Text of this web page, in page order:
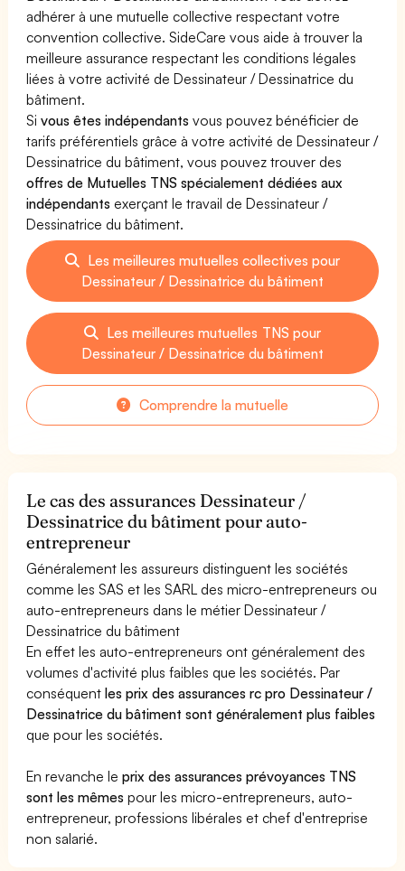
adhérer à une mutuelle collective respectant votre
convention collective. SideCare vous aide à trouver la
meilleure assurance respectant les conditions légales
liées à votre activité de Dessinateur / Dessinatrice du
bâtiment.
Sivous êtes indépendants vous pouvez bénéficier de
tarifs préférentiels grâce à votre activité de Dessinateur /
Dessinatrice du bâtiment, vous pouvez trouver des
offres de Mutuelles TNS spécialement dédiées aux
indépendants exerçant le travail de Dessinateur /
Dessinatrice du bâtiment.
Les meilleures mutuelles collectives pour
Dessinateur / Dessinatrice du bâtiment
Les meilleures mutuelles TNS pour
Dessinateur / Dessinatrice du bâtiment
Comprendre la mutuelle
Le cas des assurances Dessinateur /
Dessinatrice du bâtiment pour auto-
entrepreneur
Généralement les assureurs distinguent les sociétés
comme les SAS et les SARL des micro-entrepreneurs ou
auto-entrepreneurs dans le métier Dessinateur /
Dessinatrice du bâtiment
En effet les auto-entrepreneurs ont généralement des
volumes d'activité plus faibles que les sociétés. Par
conséquentles prix des assurances rc pro Dessinateur /
Dessinatrice du bâtiment sont généralement plus faibles
que pour les sociétés.
En revanche leprix des assurances prévoyances TNS
sont les mêmes pour les micro-entrepreneurs, auto-
entrepreneur, professions libérales et chef d'entreprise
non salarié.